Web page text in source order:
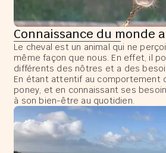
Connaissance du monde
Le cheval est un animal qui ne
même façon que nous. En effet, il
différents des nôtres et a des
En étant attentif au comportement
poney, et en connaissant ses
à son bien-être au quotidien.